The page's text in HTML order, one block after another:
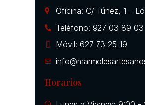
Oficina: C/ Túnez, 1 –
Teléfono: 927 03 89 03
Móvil: 627 73 25 19
Horarios